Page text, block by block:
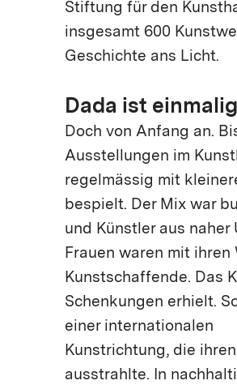
Stiftung für den
insgesamt 600
Geschichte ans Licht.
Dada ist einmalig
Doch von Anfang an.
Ausstellungen im
regelmässig mit
bespielt. Der Mix war
und Künstler aus
Frauen waren mit
Kunstschaffende. Das
Schenkungen erhielt.
einer internationalen
Kunstrichtung, die
ausstrahlte. In